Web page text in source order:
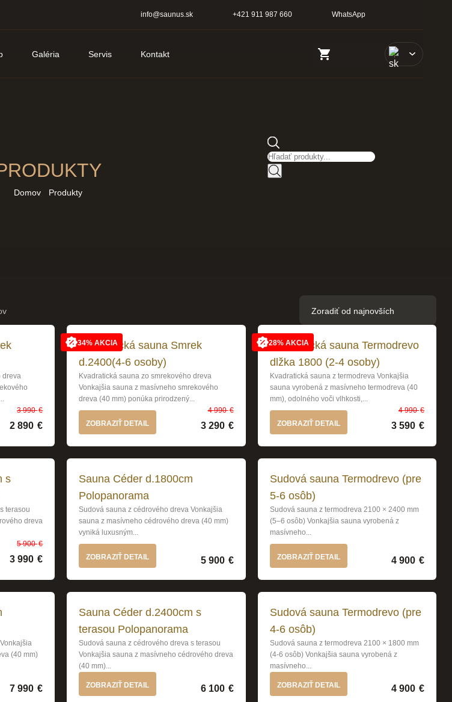
info@saunus.sk +421 911 987 660 WhatsApp
Galéria Servis Kontakt
Vyhľadávanie produktov
Domov Produkty
Zoradené podľa najnovších
dreva
3 990€Pôvodná cena bola: 3 990 €.
2 890 €
Aktuálna cena je: 2 890 €.
34% AKCIA
Kvadratická sauna Smrek
d.2400(4-6 osoby)
Kvadratická sauna zo smrekového dreva
Vonkajšia sauna z masívneho smrekového
dreva (40 mm) ponúka prirodzený...
ZOBRAZIŤ DETAIL
4 990€Pôvodná cena bola: 4 990 €.
3 290 €
Aktuálna cena je: 3 290 €.
28% AKCIA
Kvadratická sauna Termodrevo
dlžka 1800 (2-4 osoby)
Kvadratická sauna z termodreva Vonkajšia
sauna vyrobená z masívneho termodreva (40
mm), odolného voči vlhkosti,...
ZOBRAZIŤ DETAIL
4 990€
3 590 €
s
terasou
dreva
5 900€Pôvodná cena bola: 5 900 €.
3 990 €
Aktuálna cena je: 3 990 €.
Sauna Céder d.1800cm
Polopanorama
Sudová sauna z cédrového dreva Vonkajšia
sauna z masívneho cédrového dreva (40 mm)
vyniká luxusným...
ZOBRAZIŤ DETAIL 5 900 €
Sudová sauna Termodrevo (pre
5-6 osôb)
Sudová sauna z termodreva 2100 × 2400 mm
(5–6 osôb) Vonkajšia sauna vyrobená z
masívneho...
ZOBRAZIŤ DETAIL 4 900 €
(40 mm)
7 990 €
Sauna Céder d.2400cm s
terasou Polopanorama
Sudová sauna z cédrového dreva s terasou
Vonkajšia sauna z masívneho cédrového dreva
(40 mm)...
ZOBRAZIŤ DETAIL 6 100 €
Sudová sauna Termodrevo (pre
4-6 osôb)
Sudová sauna z termodreva 2100 × 1800 mm
(4-6 osôb) Vonkajšia sauna vyrobená z
masívneho...
ZOBRAZIŤ DETAIL 4 900 €